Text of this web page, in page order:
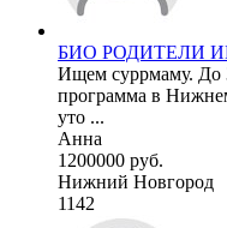
БИО РОДИТЕЛИ
Ищем суррмаму. До
программа в
уто ...
Анна
1200000 руб.
Нижний Новгород
1142